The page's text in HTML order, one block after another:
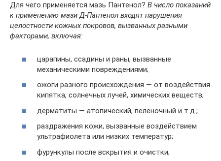
Для чего применяется мазь Пантенол? В число показаний
к применению мази Д-Пантенол входят нарушения
целостности кожных покровов, вызванных разными
факторами, включая:
царапины, ссадины и раны, вызванные
механическими повреждениями;
ожоги разного происхождения — от воздействия
кипятка, солнечных лучей, химических веществ;
дерматиты — атопический, пеленочный и т.д.;
раздражения кожи, вызванные воздействием
ультрафиолета или низких температур;
фурункулы после вскрытия и очистки;